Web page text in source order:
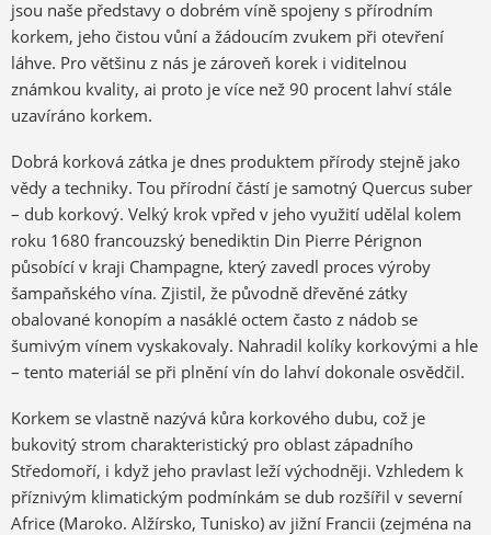
jsou naše představy o dobrém víně spojeny s přírodním
korkem, jeho čistou vůní a žádoucím zvukem při otevření
láhve. Pro většinu z nás je zároveň korek i viditelnou
známkou kvality, ai proto je více než 90 procent lahví stále
uzavíráno korkem.
Dobrá korková zátka je dnes produktem přírody stejně jako
vědy a techniky. Tou přírodní částí je samotný Quercus suber
– dub korkový. Velký krok vpřed v jeho využití udělal kolem
roku 1680 francouzský benediktin Din Pierre Pérignon
působící v kraji Champagne, který zavedl proces výroby
šampaňského vína. Zjistil, že původně dřevěné zátky
obalované konopím a nasáklé octem často z nádob se
šumivým vínem vyskakovaly. Nahradil kolíky korkovými a hle
– tento materiál se při plnění vín do lahví dokonale osvědčil.
Korkem se vlastně nazývá kůra korkového dubu, což je
bukovitý strom charakteristický pro oblast západního
Středomoří, i když jeho pravlast leží východněji. Vzhledem k
příznivým klimatickým podmínkám se dub rozšířil v severní
Africe (Maroko. Alžírsko, Tunisko) av jižní Francii (zejména na